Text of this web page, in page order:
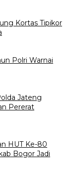
Kortas Tipikor
Polri Warnai
Jateng
Pererat
HUT Ke-80
Bogor Jadi